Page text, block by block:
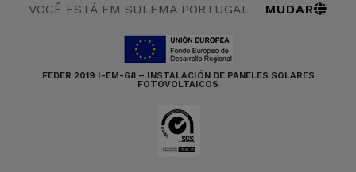
VOCÊ ESTÁ EM SULEMA PORTUGAL MUDAR
FEDER 2019 I-EM-68 – INSTALACIÓN DE PANELES SOLARES
FOTOVOLTAICOS